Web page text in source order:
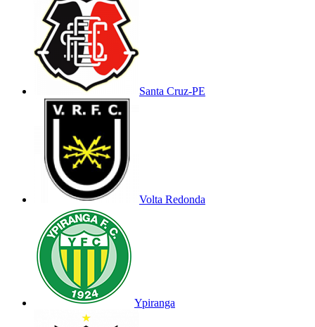
Santa Cruz-PE
Volta Redonda
Ypiranga